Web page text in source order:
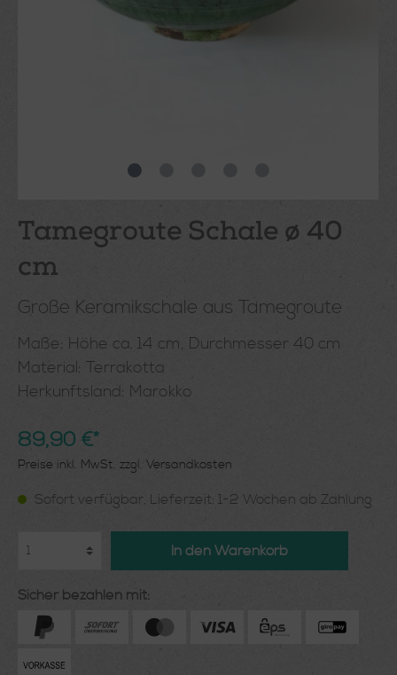
Tamegroute Schale ø 40
cm
Große Keramikschale aus Tamegroute
Maße: Höhe ca. 14 cm, Durchmesser 40 cm
Material: Terrakotta
Herkunftsland: Marokko
89,90 €*
Preise inkl. MwSt. zzgl. Versandkosten
Sofort verfügbar, Lieferzeit: 1-2 Wochen ab Zahlung
In den Warenkorb
Sicher bezahlen mit: